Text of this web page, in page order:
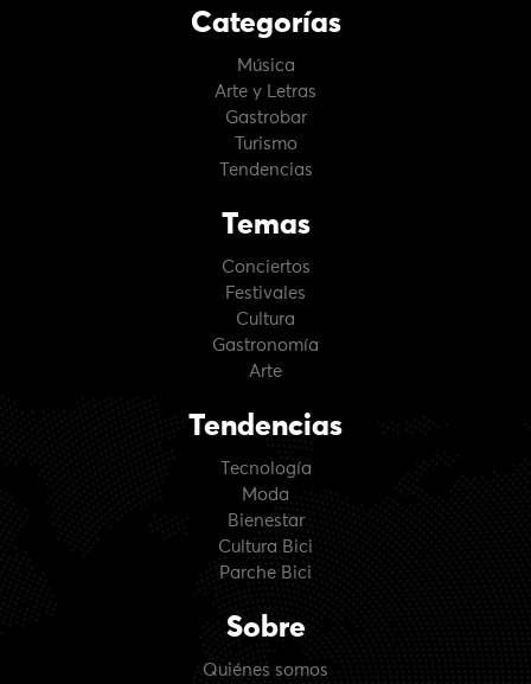
Categorías
Música
Arte y Letras
Gastrobar
Turismo
Tendencias
Temas
Conciertos
Festivales
Cultura
Gastronomía
Arte
Tendencias
Tecnología
Moda
Bienestar
Cultura Bici
Parche Bici
Sobre
Quiénes somos